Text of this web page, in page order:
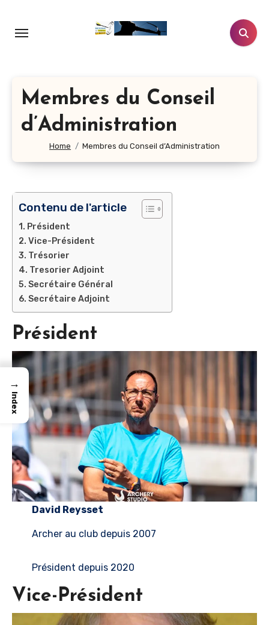
contenu
Membres du Conseil
d’Administration
Home Membres du Conseil d’Administration
Contenu de l'article
Président
Vice-Président
Trésorier
Tresorier Adjoint
Secrétaire Général
Secrétaire Adjoint
Président
David Reysset
Archer au club depuis 2007
Président depuis 2020
Vice-Président
→
Index